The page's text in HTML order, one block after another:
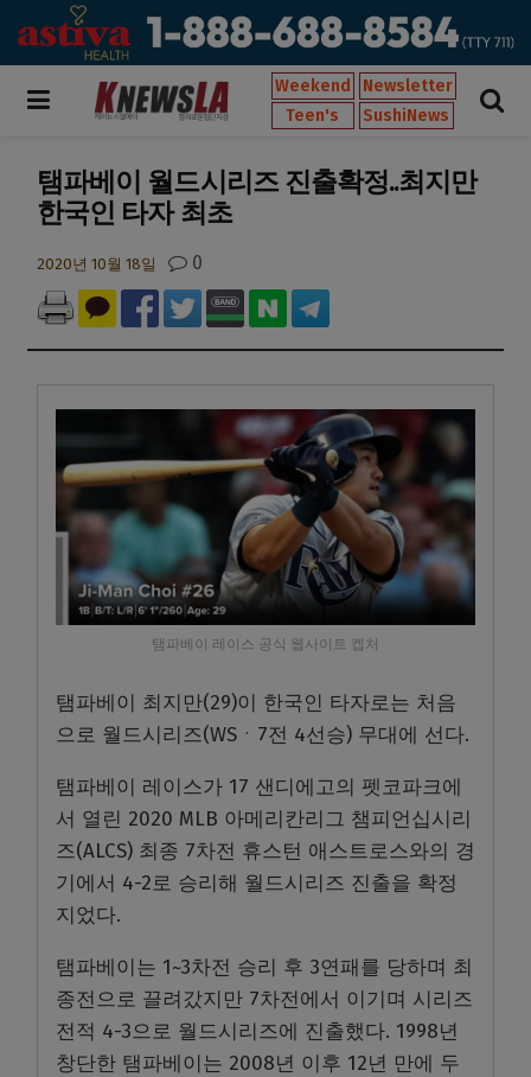
Weekend
Newsletter
Teen's
SushiNews
탬파베이 월드시리즈 진출확정..최지만
한국인 타자 최초
2020년 10월 18일 0
탬파베이 레이스 공식 웹사이트 켑처
탬파베이 최지만(29)이 한국인 타자로는 처음
으로 월드시리즈(WSㆍ7전 4선승) 무대에 선다.
탬파베이 레이스가 17 샌디에고의 펫코파크에
서 열린 2020 MLB 아메리칸리그 챔피언십시리
즈(ALCS) 최종 7차전 휴스턴 애스트로스와의 경
기에서 4-2로 승리해 월드시리즈 진출을 확정
지었다.
탬파베이는 1~3차전 승리 후 3연패를 당하며 최
종전으로 끌려갔지만 7차전에서 이기며 시리즈
전적 4-3으로 월드시리즈에 진출했다. 1998년
창단한 탬파베이는 2008년 이후 12년 만에 두